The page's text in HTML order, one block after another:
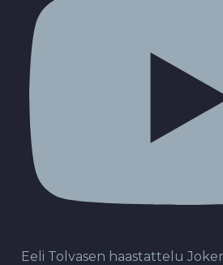
Eeli Tolvasen haastattelu